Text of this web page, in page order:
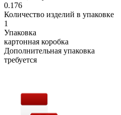
0.176
Количество изделий в упаковке
1
Упаковка
картонная коробка
Дополнительная упаковка
требуется